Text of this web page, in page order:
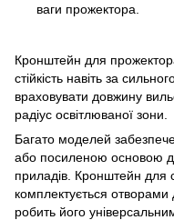
ваги прожектора.
Кронштейн для
стійкість навіть за
враховувати довжину
радіус освітлюваної зони.
Багато моделей
або посиленою основою
приладів. Кронштейн для
комплектується отворами
робить його